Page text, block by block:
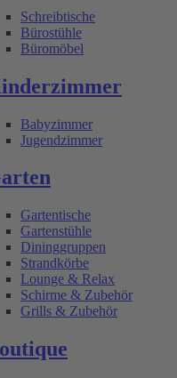
Schreibtische
Bürostühle
Büromöbel
Babyzimmer
Jugendzimmer
Gartentische
Gartenstühle
Dininggruppen
Strandkörbe
Lounge & Relax
Schirme & Zubehör
Grills & Zubehör